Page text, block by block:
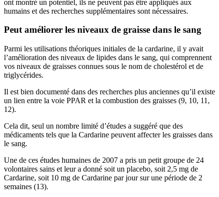
ont montré un potentiel, ils ne peuvent pas être appliqués aux
humains et des recherches supplémentaires sont nécessaires.
Peut améliorer les niveaux de graisse dans le sang
Parmi les utilisations théoriques initiales de la cardarine, il y avait
l’amélioration des niveaux de lipides dans le sang, qui comprennent
vos niveaux de graisses connues sous le nom de cholestérol et de
triglycérides.
Il est bien documenté dans des recherches plus anciennes qu’il existe
un lien entre la voie PPAR et la combustion des graisses (9, 10, 11,
12).
Cela dit, seul un nombre limité d’études a suggéré que des
médicaments tels que la Cardarine peuvent affecter les graisses dans
le sang.
Une de ces études humaines de 2007 a pris un petit groupe de 24
volontaires sains et leur a donné soit un placebo, soit 2,5 mg de
Cardarine, soit 10 mg de Cardarine par jour sur une période de 2
semaines (13).